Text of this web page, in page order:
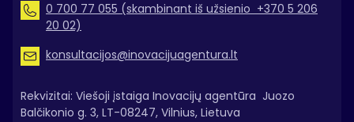
0 700 77 055 (skambinant iš užsienio +370 5 206
20 02)
konsultacijos@inovacijuagentura.lt
Rekvizitai: Viešoji įstaiga Inovacijų agentūra Juozo
Balčikonio g. 3, LT-08247, Vilnius, Lietuva